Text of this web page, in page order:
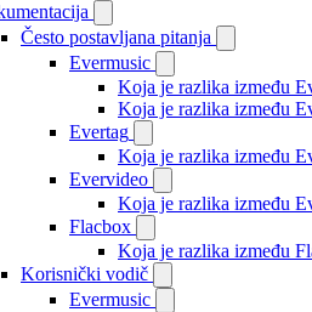
Često postavljana pitanja
Evermusic
Koja je razlika između
Koja je razlika između
Evertag
Koja je razlika između
Evervideo
Koja je razlika između
Flacbox
Koja je razlika između
Korisnički vodič
Evermusic